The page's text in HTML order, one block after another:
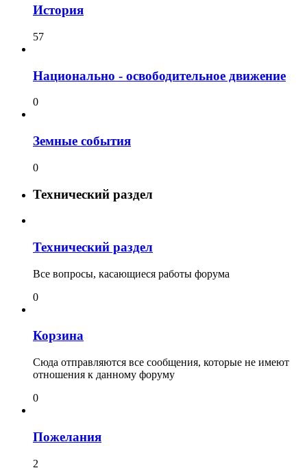
История
57
Национально - освободительное движение
0
Земные события
0
Технический раздел
Технический раздел
Все вопросы, касающиеся работы форума
0
Корзина
Сюда отправляются все сообщения, которые не имеют
отношения к данному форуму
0
Пожелания
2